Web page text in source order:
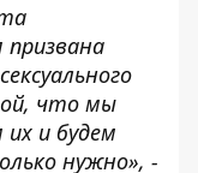
что мы
и будем
нужно», -